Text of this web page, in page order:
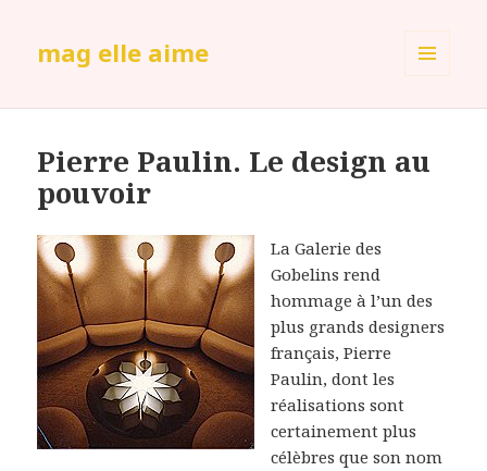
mag elle aime
Pierre Paulin. Le design au
pouvoir
La Galerie des
Gobelins rend
hommage à l’un des
plus grands designers
français, Pierre
Paulin, dont les
réalisations sont
certainement plus
célèbres que son nom